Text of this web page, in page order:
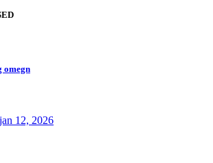
omegn
jan 12, 2026